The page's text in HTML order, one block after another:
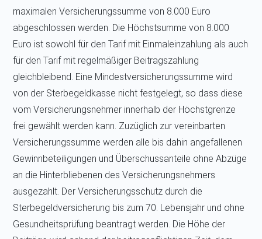
maximalen Versicherungssumme von 8.000 Euro
abgeschlossen werden. Die Höchstsumme von 8.000
Euro ist sowohl für den Tarif mit Einmaleinzahlung als auch
für den Tarif mit regelmäßiger Beitragszahlung
gleichbleibend. Eine Mindestversicherungssumme wird
von der Sterbegeldkasse nicht festgelegt, so dass diese
vom Versicherungsnehmer innerhalb der Höchstgrenze
frei gewählt werden kann. Zuzüglich zur vereinbarten
Versicherungssumme werden alle bis dahin angefallenen
Gewinnbeteiligungen und Überschussanteile ohne Abzüge
an die Hinterbliebenen des Versicherungsnehmers
ausgezahlt. Der Versicherungsschutz durch die
Sterbegeldversicherung bis zum 70. Lebensjahr und ohne
Gesundheitsprüfung beantragt werden. Die Höhe der